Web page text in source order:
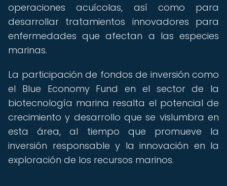
operaciones acuícolas, así como para
desarrollar tratamientos innovadores para
enfermedades que afectan a las especies
marinas.
La participación de fondos de inversión como
el Blue Economy Fund en el sector de la
biotecnología marina resalta el potencial de
crecimiento y desarrollo que se vislumbra en
esta área, al tiempo que promueve la
inversión responsable y la innovación en la
exploración de los recursos marinos.